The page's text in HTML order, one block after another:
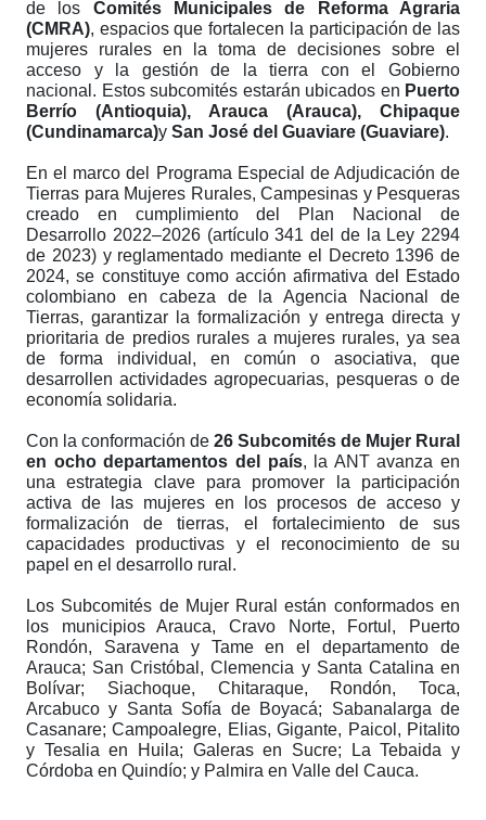
de los Comités Municipales de Reforma Agraria
(CMRA), espacios que fortalecen la participación de las
mujeres rurales en la toma de decisiones sobre el
acceso y la gestión de la tierra con el Gobierno
nacional. Estos subcomités estarán ubicados en Puerto
Berrío (Antioquia), Arauca (Arauca), Chipaque
(Cundinamarca)y San José del Guaviare (Guaviare).
En el marco del Programa Especial de Adjudicación de
Tierras para Mujeres Rurales, Campesinas y Pesqueras
creado en cumplimiento del Plan Nacional de
Desarrollo 2022–2026 (artículo 341 del de la Ley 2294
de 2023) y reglamentado mediante el Decreto 1396 de
2024, se constituye como acción afirmativa del Estado
colombiano en cabeza de la Agencia Nacional de
Tierras, garantizar la formalización y entrega directa y
prioritaria de predios rurales a mujeres rurales, ya sea
de forma individual, en común o asociativa, que
desarrollen actividades agropecuarias, pesqueras o de
economía solidaria.
Con la conformación de 26 Subcomités de Mujer Rural
en ocho departamentos del país, la ANT avanza en
una estrategia clave para promover la participación
activa de las mujeres en los procesos de acceso y
formalización de tierras, el fortalecimiento de sus
capacidades productivas y el reconocimiento de su
papel en el desarrollo rural.
Los Subcomités de Mujer Rural están conformados en
los municipios Arauca, Cravo Norte, Fortul, Puerto
Rondón, Saravena y Tame en el departamento de
Arauca; San Cristóbal, Clemencia y Santa Catalina en
Bolívar; Siachoque, Chitaraque, Rondón, Toca,
Arcabuco y Santa Sofía de Boyacá; Sabanalarga de
Casanare; Campoalegre, Elias, Gigante, Paicol, Pitalito
y Tesalia en Huila; Galeras en Sucre; La Tebaida y
Córdoba en Quindío; y Palmira en Valle del Cauca.